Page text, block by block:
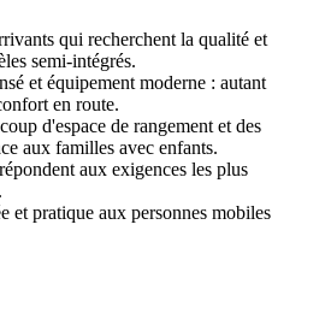
qui recherchent la qualité et
semi-intégrés.
et équipement moderne : autant
en route.
d'espace de rangement et des
aux familles avec enfants.
aux exigences les plus
et pratique aux personnes mobiles